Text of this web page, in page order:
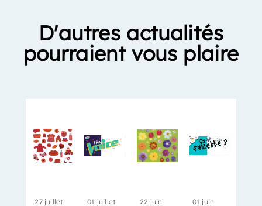
D'autres actualités
pourraient vous plaire
27 juillet
01 juillet
22 juin
01 juin